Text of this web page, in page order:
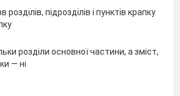
розділів, підрозділів і пунктів крапку
розділи основної частини, а зміст,
— ні